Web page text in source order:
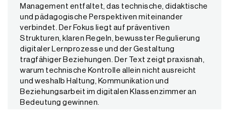
Management entfaltet, das technische, didaktische
und pädagogische Perspektiven miteinander
verbindet. Der Fokus liegt auf präventiven
Strukturen, klaren Regeln, bewusster Regulierung
digitaler Lernprozesse und der Gestaltung
tragfähiger Beziehungen. Der Text zeigt praxisnah,
warum technische Kontrolle allein nicht ausreicht
und weshalb Haltung, Kommunikation und
Beziehungsarbeit im digitalen Klassenzimmer an
Bedeutung gewinnen.